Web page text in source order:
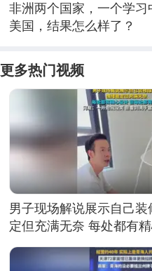
非洲两个国家，一个学习
美国，结果怎么样了？
更多热门视频
男子现场解说展示自己
定但充满无奈 每处都有